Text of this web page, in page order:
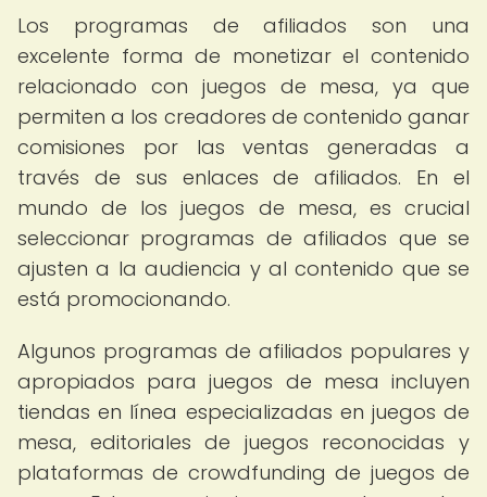
Los programas de afiliados son una
excelente forma de monetizar el contenido
relacionado con juegos de mesa, ya que
permiten a los creadores de contenido ganar
comisiones por las ventas generadas a
través de sus enlaces de afiliados. En el
mundo de los juegos de mesa, es crucial
seleccionar programas de afiliados que se
ajusten a la audiencia y al contenido que se
está promocionando.
Algunos programas de afiliados populares y
apropiados para juegos de mesa incluyen
tiendas en línea especializadas en juegos de
mesa, editoriales de juegos reconocidas y
plataformas de crowdfunding de juegos de